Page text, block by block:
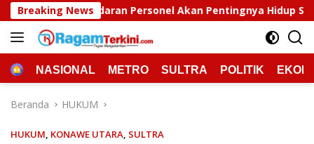
Langsung
ke
konten
Breaking News
Akan Pentingnya Hidup Sehat Polda Sultra
HOMENASIONAL METRO SULTRA POLITIK
Beranda HUKUM
HUKUM, KONAWE UTARA, SULTRA